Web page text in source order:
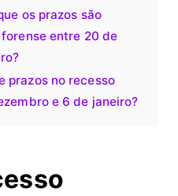
os prazos são
entre 20 de
prazos no recesso
e 6 de janeiro?